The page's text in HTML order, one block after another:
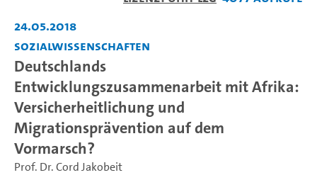
24.05.2018
Sozialwissenschaften
Deutschlands
Entwicklungszusammenarbeit mit Afrika:
Versicherheitlichung und
Migrationsprävention auf dem
Vormarsch?
Prof. Dr. Cord Jakobeit